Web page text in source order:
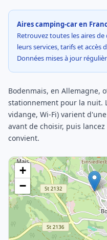
Aires camping-car en
Retrouvez toutes les aires
leurs services, tarifs et accès
Données mises à jour
Bodenmais, en Allemagne,
stationnement pour la nuit.
vidange, Wi-Fi) varient
avant de choisir, puis
convient.
+
−